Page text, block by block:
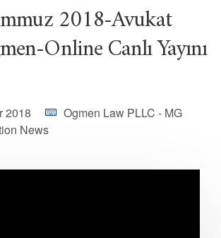
2018-Avukat
Online Canlı Yayını
2018
Ogmen Law PLLC - MG
News